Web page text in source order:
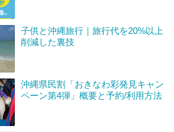
子供と沖縄旅行｜旅行代を20%以上
削減した裏技
沖縄県民割「おきなわ彩発見キャン
ペーン第4弾」概要と予約/利用方法